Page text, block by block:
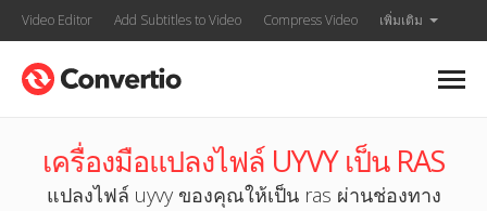
Video Editor Add Subtitles to Video Compress Video เพิ่มเติม
เครื่องมือแปลงไฟล์ UYVY เป็น RAS
แปลงไฟล์ uyvy ของคุณให้เป็น ras ผ่านช่องทาง